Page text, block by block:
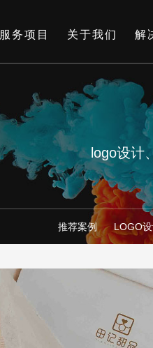
服务项目 关于我们 解
logo设计
推荐案例 LOGO